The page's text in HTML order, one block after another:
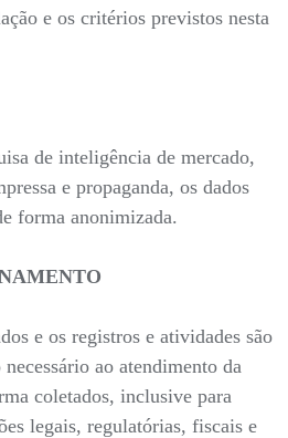
e os critérios previstos nesta
de inteligência de mercado,
e propaganda, os dados
forma anonimizada.
e os registros e atividades são
ao atendimento da
coletados, inclusive para
legais, regulatórias, fiscais e